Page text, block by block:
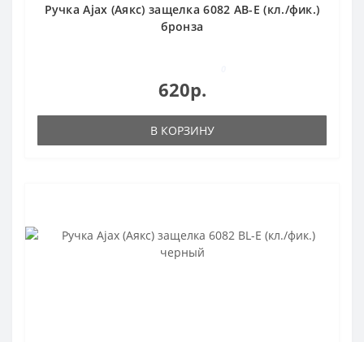
Ручка Ajax (Аякс) защелка 6082 AB-E (кл./фик.)
бронза
620р.
В КОРЗИНУ